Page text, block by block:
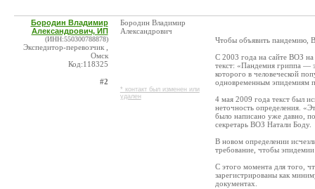
Бородин Владимир
Александрович, ИП
(ИНН:550300788878)
Экспедитор-перевозчик ,
Омск
Код:118325
#2
Бородин Владимир
Александрович
* контакт был изменен или
удален
Чтобы объявить пандемию,
C 2003 года на сайте ВОЗ
текст: «Пандемия гриппа —
которого в человеческой
одновременным эпидемиям
4 мая 2009 года текст был
неточность определения.
было написано уже давно,
секретарь ВОЗ Натали Боду.
В новом определении
требование, чтобы
С этого момента для того,
зарегистрированы как
документах.